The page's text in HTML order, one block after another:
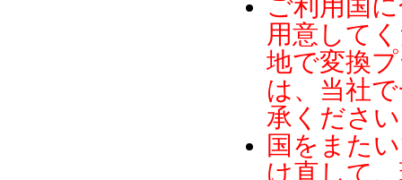
ご利用国
用意して
地で変換
は、当社
承くださ
国をまた
け直して